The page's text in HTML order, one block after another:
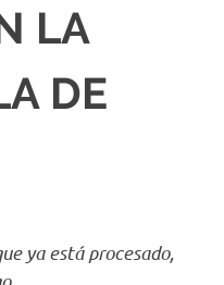
LA
DE
ya está procesado,